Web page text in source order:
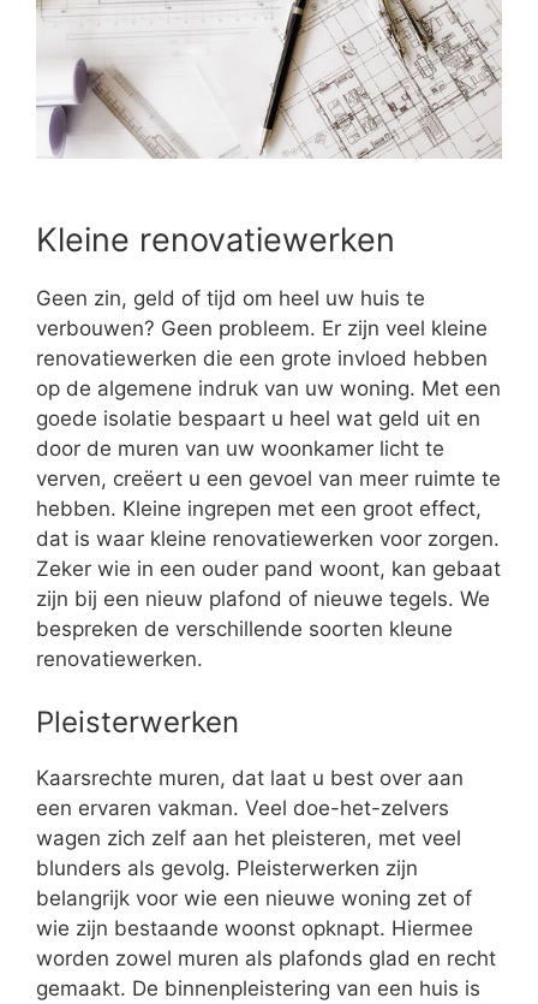
Kleine renovatiewerken
Geen zin, geld of tijd om heel uw huis te
verbouwen? Geen probleem. Er zijn veel kleine
renovatiewerken die een grote invloed hebben
op de algemene indruk van uw woning. Met een
goede isolatie bespaart u heel wat geld uit en
door de muren van uw woonkamer licht te
verven, creëert u een gevoel van meer ruimte te
hebben. Kleine ingrepen met een groot effect,
dat is waar kleine renovatiewerken voor zorgen.
Zeker wie in een ouder pand woont, kan gebaat
zijn bij een nieuw plafond of nieuwe tegels. We
bespreken de verschillende soorten kleune
renovatiewerken.
Pleisterwerken
Kaarsrechte muren, dat laat u best over aan
een ervaren vakman. Veel doe-het-zelvers
wagen zich zelf aan het pleisteren, met veel
blunders als gevolg. Pleisterwerken zijn
belangrijk voor wie een nieuwe woning zet of
wie zijn bestaande woonst opknapt. Hiermee
worden zowel muren als plafonds glad en recht
gemaakt. De binnenpleistering van een huis is